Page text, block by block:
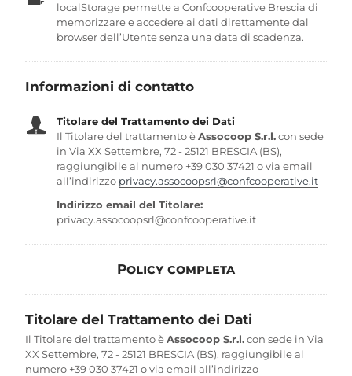
localStorage permette a Confcooperative Brescia di
memorizzare e accedere ai dati direttamente dal
browser dell’Utente senza una data di scadenza.
Informazioni di contatto
Titolare del Trattamento dei Dati
Il Titolare del trattamento èAssocoop S.r.l.con sede
in Via XX Settembre, 72 - 25121 BRESCIA (BS),
raggiungibile al numero +39 030 37421 o via email
all’indirizzo privacy.assocoopsrl@confcooperative.it
Indirizzo email del Titolare:
privacy.assocoopsrl@confcooperative.it
Policy completa
Titolare del Trattamento dei Dati
Il Titolare del trattamento èAssocoop S.r.l.con sede in Via
XX Settembre, 72 - 25121 BRESCIA (BS), raggiungibile al
numero +39 030 37421 o via email all’indirizzo